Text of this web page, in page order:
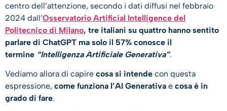
centro dell’attenzione, secondo i dati diffusi nel febbraio
2024 dall’Osservatorio Artificial Intelligence del
Politecnico di Milano, tre italiani su quattro hanno sentito
parlare di ChatGPT ma solo il 57% conosce il
termine “Intelligenza Artificiale Generativa”.
Vediamo allora di capire cosa si intende con questa
espressione, come funziona l’AI Generativa e cosa è in
grado di fare.